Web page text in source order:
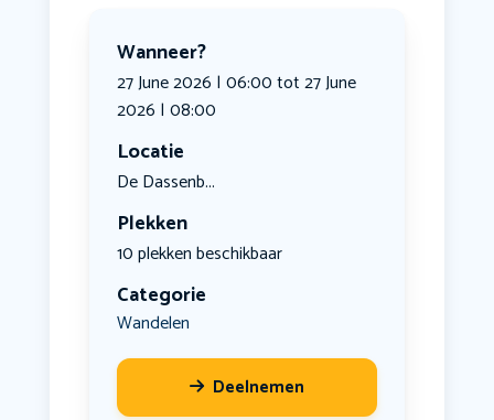
Wanneer?
27 June 2026 | 06:00 tot 27 June
2026 | 08:00
Locatie
De Dassenb...
Plekken
10 plekken beschikbaar
Categorie
Wandelen
Deelnemen